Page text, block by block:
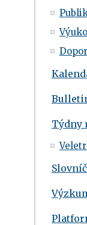
Týdny